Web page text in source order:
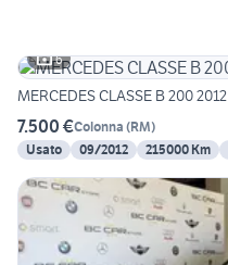
6
MERCEDES CLASSE B 200 2012
7.500 €Colonna (RM)
Usato
09/2012 215000 Km